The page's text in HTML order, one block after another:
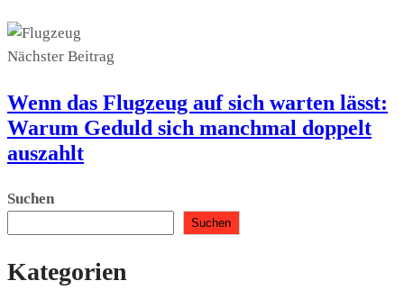
Nächster Beitrag
Wenn das Flugzeug auf sich warten lässt:
Warum Geduld sich manchmal doppelt
auszahlt
Suchen
Suchen
Kategorien